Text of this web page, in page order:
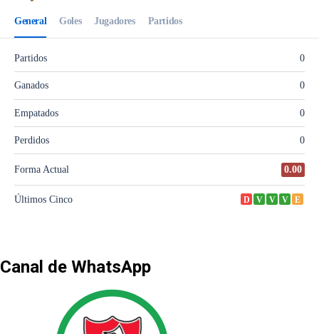
Canal de WhatsApp